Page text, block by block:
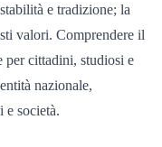
e tradizione; la
valori. Comprendere il
per cittadini, studiosi e
nazionale,
e società.